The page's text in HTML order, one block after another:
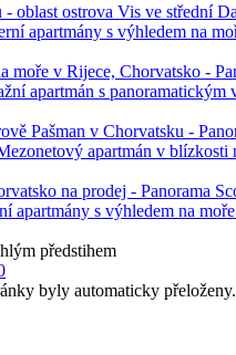
apartmány s výhledem na
apartmán s panoramatickým
apartmán v blízkosti
apartmány s výhledem na
předstihem
byly automaticky